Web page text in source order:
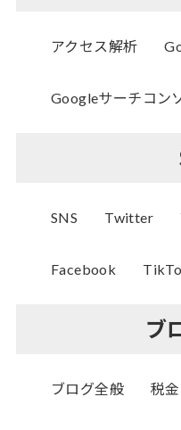
アクセス解析
Googleサーチコン
SNS Twitter
Facebook
ブ
ブログ全般 税金